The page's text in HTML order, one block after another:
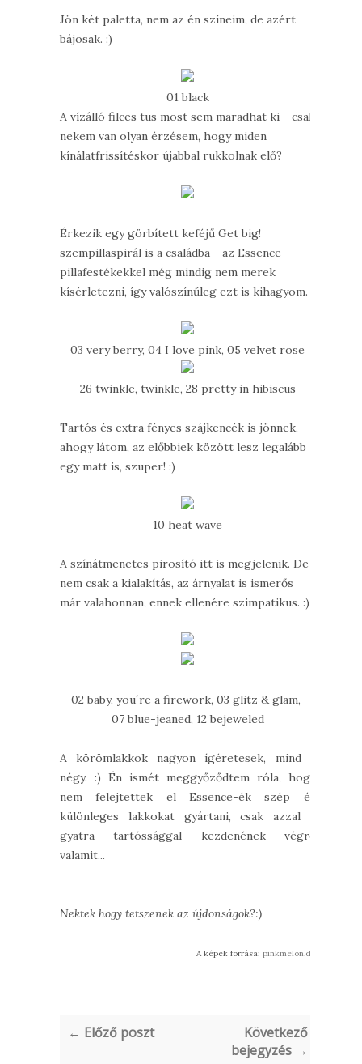
Jön két paletta, nem az én színeim, de azért
bájosak. :)
01 black
A vízálló filces tus most sem maradhat ki - csak
nekem van olyan érzésem, hogy miden
kínálatfrissítéskor újabbal rukkolnak elő?
Érkezik egy görbített keféjű Get big!
szempillaspirál is a családba - az Essence
pillafestékekkel még mindig nem merek
kísérletezni, így valószínűleg ezt is kihagyom.
03 very berry, 04 I love pink, 05 velvet rose
26 twinkle, twinkle, 28 pretty in hibiscus
Tartós és extra fényes szájkencék is jönnek,
ahogy látom, az előbbiek között lesz legalább
egy matt is, szuper! :)
10 heat wave
A színátmenetes pirosító itt is megjelenik. De
nem csak a kialakítás, az árnyalat is ismerős
már valahonnan, ennek ellenére szimpatikus. :)
02 baby, you´re a firework, 03 glitz & glam,
07 blue-jeaned, 12 bejeweled
A körömlakkok nagyon ígéretesek, mind a
négy. :) Én ismét meggyőződtem róla, hogy
nem felejtettek el Essence-ék szép és
különleges lakkokat gyártani, csak azzal a
gyatra tartóssággal kezdenének végre
valamit...
Nektek hogy tetszenek az újdonságok?:)
A képek forrása: pinkmelon.de
← Előző poszt
Következő
bejegyzés →